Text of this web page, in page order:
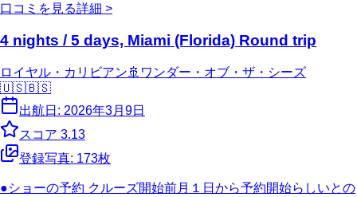
口コミを見る詳細 >
4 nights / 5 days, Miami (Florida) Round trip
ロイヤル・カリビアン 🚢 ワンダー・オブ・ザ・シーズ
🇺🇸🇧🇸
出航日: 2026年3月9日
スコア 3.13
登録写真: 173枚
●ショーの予約 クルーズ開始前月１日から予約開始らしいとの